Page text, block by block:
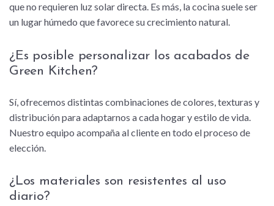
que no requieren luz solar directa. Es más, la cocina suele ser
un lugar húmedo que favorece su crecimiento natural.
¿Es posible personalizar los acabados de
Green Kitchen?
Sí, ofrecemos distintas combinaciones de colores, texturas y
distribución para adaptarnos a cada hogar y estilo de vida.
Nuestro equipo acompaña al cliente en todo el proceso de
elección.
¿Los materiales son resistentes al uso
diario?